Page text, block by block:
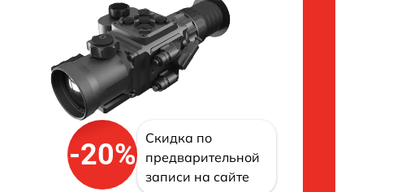
-20%
Скидка по
предварительной
записи на сайте